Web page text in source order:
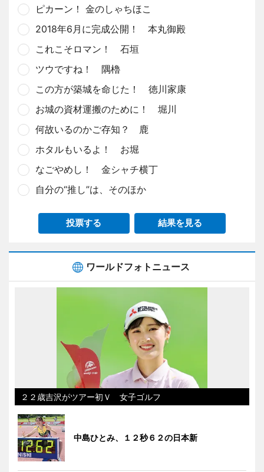
ピカーン！ 金のしゃちほこ
2018年6月に完成公開！ 本丸御殿
これこそロマン！ 石垣
ツウですね！ 隅櫓
この方が築城を命じた！ 徳川家康
お城の資材運搬のために！ 堀川
何故いるのかご存知？ 鹿
ホタルもいるよ！ お堀
なごやめし！ 金シャチ横丁
自分の“推し”は、そのほか
投票する 結果を見る
ワールドフォトニュース
２２歳吉沢がツアー初Ｖ 女子ゴルフ
中島ひとみ、１２秒６２の日本新